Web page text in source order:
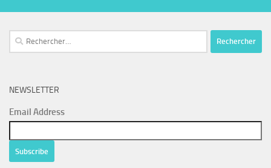
Rechercher :
NEWSLETTER
Email Address